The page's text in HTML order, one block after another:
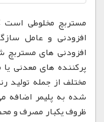
مستربچ مخلوطی است
افزودنی و عامل
افزودنی های مستربچ
پرکننده های معدنی
مختلف از جمله
شده به پلیمر اضافه
ظروف یکبار مصرف و